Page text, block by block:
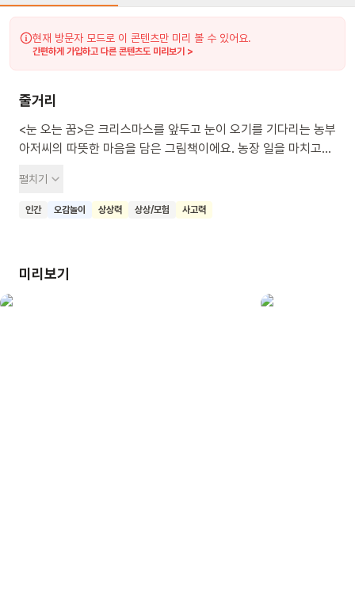
현재 방문자 모드로 이 콘텐츠만 미리 볼 수 있어요.
간편하게 가입하고 다른 콘텐츠도 미리보기 >
줄거리
<눈 오는 꿈>은 크리스마스를 앞두고 눈이 오기를 기다리는 농부
아저씨의 따뜻한 마음을 담은 그림책이에요. 농장 일을 마치고
모습을 보고 깨어나니 정말 눈이 와 있어요. 아저씨는 서둘러
밖으로 나가 헛간의 동물들을 깨우고 크리스마스 선물을
사고력도 기를 수 있어요. 이 책을 읽은 어린이들이 크리스마스의
따뜻한 정신을 이해하고, 주변 사람들과 행복을 나누는 마음을
펼치기
인간 오감놀이 상상력 상상/모험 사고력
미리보기